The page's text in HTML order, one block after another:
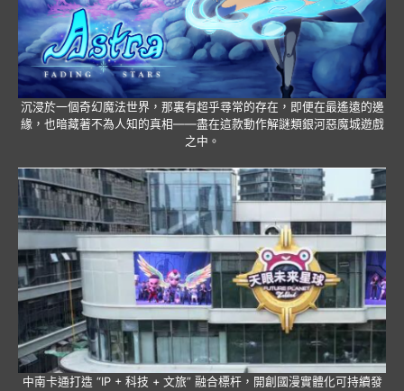
沉浸於一個奇幻魔法世界，那裏有超乎尋常的存在，即便在最遙遠的邊
緣，也暗藏著不為人知的真相——盡在這款動作解謎類銀河惡魔城遊戲
之中。
中南卡通打造 “IP + 科技 + 文旅” 融合標杆，開創國漫實體化可持續發